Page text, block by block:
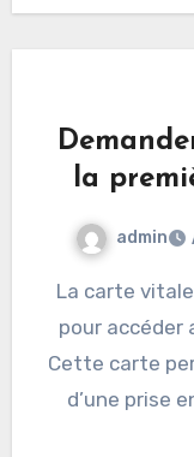
la
admin
La carte vitale est un élément indispensable
pour accéder
Cette carte
d’une prise